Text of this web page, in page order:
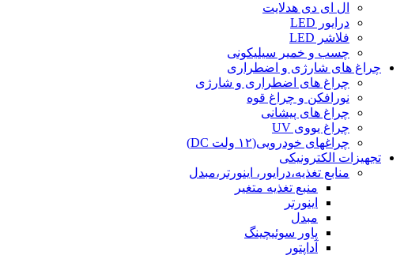
ال ای دی هدلایت
درایور LED
فلاشر LED
چسب و خمیر سیلیکونی
چراغ های شارژی و اضطراری
چراغ های اضطراری و شارژی
نورافکن و چراغ قوه
چراغ های پیشانی
چراغ یووی UV
چراغهای خودرویی(۱۲ ولت DC)
تجهیزات الکترونیکی
منابع تغذیه،درایور، اینورتر،مبدل
منبع تغذیه متغیر
اینورتر
مبدل
پاور سوئیچینگ
آداپتور